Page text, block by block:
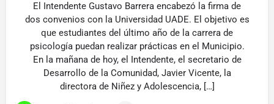
El Intendente Gustavo Barrera encabezó la firma de
dos convenios con la Universidad UADE. El objetivo es
que estudiantes del último año de la carrera de
psicología puedan realizar prácticas en el Municipio.
En la mañana de hoy, el Intendente, el secretario de
Desarrollo de la Comunidad, Javier Vicente, la
directora de Niñez y Adolescencia, […]